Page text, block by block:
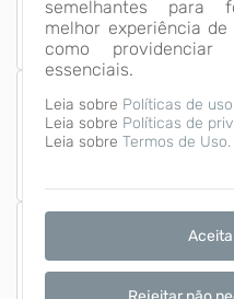
semelhantes para
melhor experiência de
como providenciar
essenciais.
Leia sobre Políticas de
Leia sobre Políticas de
Leia sobre Termos de Uso.